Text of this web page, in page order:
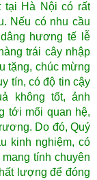
tại Hà Nội có rất
Nếu có nhu cầu
hương tế lễ
trái cây nhập
tặng, chúc mừng
tín, có độ tin cậy
không tốt, ảnh
tới mối quan hệ,
Do đó, Quý
kinh nghiệm, có
tính chuyên
lượng để đóng